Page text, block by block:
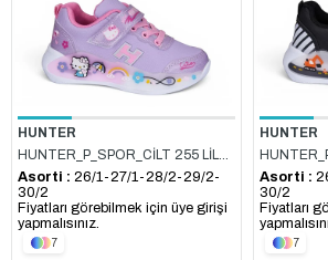
HUNTER
HUNTER_P_SPOR_CİLT 255 LİLA_TOZPEMBE
Asorti : 26/1-27/1-28/2-29/2-
30/2
Fiyatları görebilmek için üye girişi
yapmalısınız.
7
HUNTER
Asorti :
30/2
Fiyatları
7